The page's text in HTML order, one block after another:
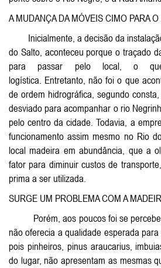
A MUDANÇA DA MÓVEIS CIMO PARA
Inicialmente, a decisão da
do Salto, aconteceu porque o traçado
para passar pelo local, o
logística. Entretanto, não foi o que
de ordem hidrográfica, segundo
desviado para acompanhar o rio
pelo centro da cidade. Todavia, a
funcionamento assim mesmo no Rio
local madeira em abundância, que a
fator para diminuir custos de
prima a ser utilizada.
SURGE UM PROBLEMA COM A
Porém, aos poucos foi se
não oferecia a qualidade esperada
pois pinheiros, pinus araucarius,
do lugar, não apresentam as mesmas